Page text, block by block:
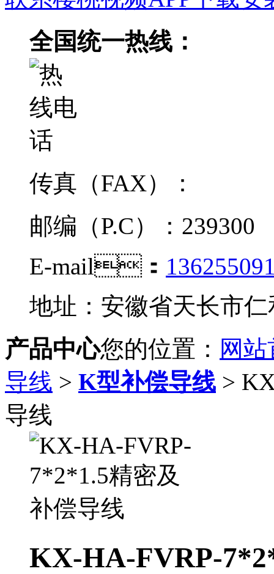
全国统一热线：
传真（FAX）：
邮编（P.C）：239300
E-mail：
地址：安徽省天长市
产品中心您的位置： 网
导线 > K型补偿导线 >
导线
KX-HA-FVRP-